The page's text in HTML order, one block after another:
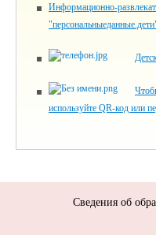
Информационно-
используйте QR-код или
Сведения об